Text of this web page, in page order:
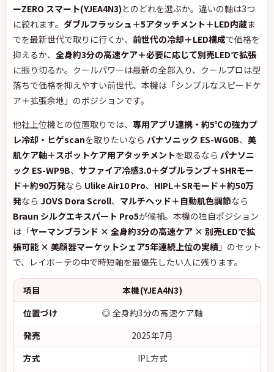
ーZERO スマート(YJEA4N3)とのどれを選ぶか。違いの軸は3つ
に絞れます。 ダブルフラッシュ＋5アタッチメント＋LED内蔵ま
でを最新世代で取りに行くか、 前世代の冷却＋LED構成で価格を
抑えるか、 全身約3分の高速ケア＋必要に応じて別売LEDで拡張
に振り切るか。クールパワーは最新の全部入り、クールプロは型
落ちで価格を抑えやすい前世代、本機は「シンプルなスピードケ
ア＋拡張余地」のポジションです。
他社上位機との位置取りでは、 専用アプリ連携・約5℃の強力プ
レ冷却・ヒゲscanを取りたいなら パナソニック ES-WG0B、 美
肌ケア軸＋スポットケア用アタッチメントを取るなら パナソニ
ック ES-WP9B、 サファイア冷感3.0＋ダブルランプ＋SHRモー
ド＋約90万発なら Ulike Air10 Pro、 HIPL＋SRモード＋約50万
発なら JOVS Dora Scroll、 マルチヘッド＋自動肌色調節なら
Braun シルクエキスパート Pro5が候補。本機の独自ポジション
は「ヤーマンブランド × 全身約3分の高速ケア × 別売LEDで拡
張可能 × 美顔器マーケットシェア5年連続上位の実績 」のセット
で、レイボーテの中で時短軸を最優先したい人に残ります。
項目
本機(YJEA4N3)
位置づけ
◎ 全身約3分の高速ケア軸
発売
2025年7月
方式
IPL方式